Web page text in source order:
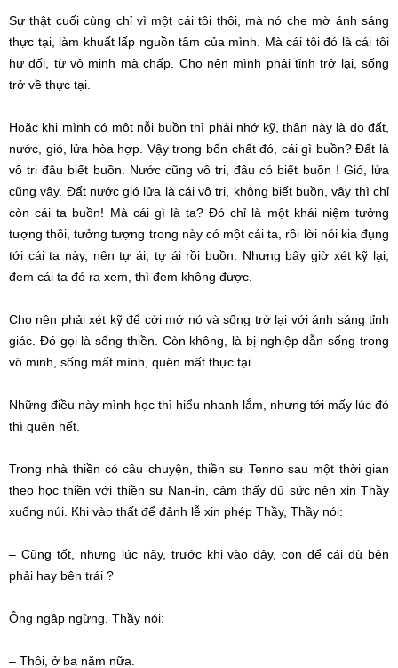
Sự thật cuối cùng chỉ vì một cái tôi thôi, mà nó che mờ ánh sáng
thực tại, làm khuất lấp nguồn tâm của mình. Mà cái tôi đó là cái tôi
hư dối, từ vô minh mà chấp. Cho nên mình phải tỉnh trở lại, sống
trở về thực tại.
Hoặc khi mình có một nỗi buồn thì phải nhớ kỹ, thân này là do đất,
nước, gió, lửa hòa hợp. Vậy trong bốn chất đó, cái gì buồn? Đất là
vô tri đâu biết buồn. Nước cũng vô tri, đâu có biết buồn ! Gió, lửa
cũng vậy. Đất nước gió lửa là cái vô tri, không biết buồn, vậy thì chỉ
còn cái ta buồn! Mà cái gì là ta? Đó chỉ là một khái niệm tưởng
tượng thôi, tưởng tượng trong này có một cái ta, rồi lời nói kia đụng
tới cái ta này, nên tự ái, tự ái rồi buồn. Nhưng bây giờ xét kỹ lại,
đem cái ta đó ra xem, thì đem không được.
Cho nên phải xét kỹ để cởi mở nó và sống trở lại với ánh sáng tỉnh
giác. Đó gọi là sống thiền. Còn không, là bị nghiệp dẫn sống trong
vô minh, sống mất mình, quên mất thực tại.
Những điều này mình học thì hiểu nhanh lắm, nhưng tới mấy lúc đó
thì quên hết.
Trong nhà thiền có câu chuyện, thiền sư Tenno sau một thời gian
theo học thiền với thiền sư Nan-in, cảm thấy đủ sức nên xin Thầy
xuống núi. Khi vào thất để đảnh lễ xin phép Thầy, Thầy nói:
– Cũng tốt, nhưng lúc nãy, trước khi vào đây, con để cái dù bên
phải hay bên trái ?
Ông ngập ngừng. Thầy nói:
– Thôi, ở ba năm nữa.